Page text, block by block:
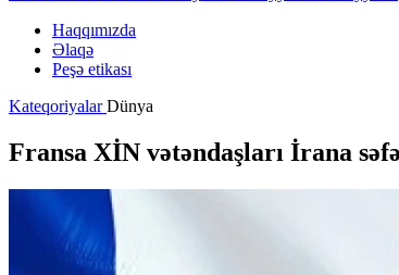
Haqqımızda
Əlaqə
Peşə etikası
KateqoriyalarDünya
Fransa XİN vətəndaşları İrana